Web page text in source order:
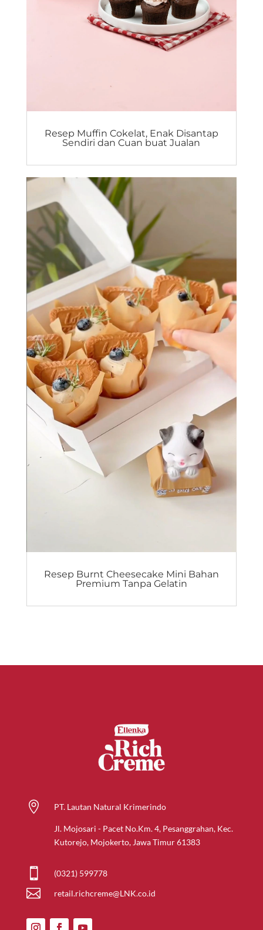
Resep Muffin Cokelat, Enak Disantap
Sendiri dan Cuan buat Jualan
Resep Burnt Cheesecake Mini Bahan
Premium Tanpa Gelatin
 PT. Lautan Natural Krimerindo
Jl. Mojosari - Pacet No.Km. 4, Pesanggrahan, Kec.
Kutorejo, Mojokerto, Jawa Timur 61383
 (0321) 599778
 retail.richcreme@LNK.co.id